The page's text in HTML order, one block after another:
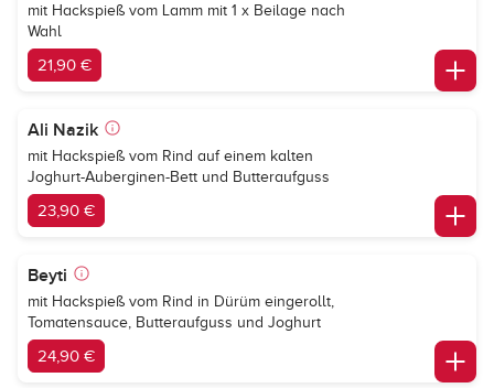
mit Hackspieß vom Lamm mit 1 x Beilage nach
Wahl
21,90 €
Ali Nazik
mit Hackspieß vom Rind auf einem kalten
Joghurt-Auberginen-Bett und Butteraufguss
23,90 €
Beyti
mit Hackspieß vom Rind in Dürüm eingerollt,
Tomatensauce, Butteraufguss und Joghurt
24,90 €